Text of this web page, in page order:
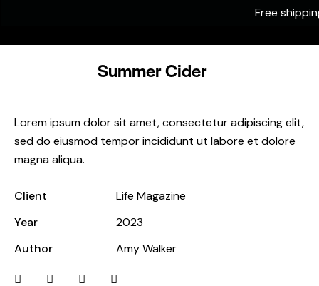
Summer Cider
Lorem ipsum dolor sit amet, consectetur adipiscing elit,
sed do eiusmod tempor incididunt ut labore et dolore
magna aliqua.
Client
Life Magazine
Year
2023
Author
Amy Walker
Free